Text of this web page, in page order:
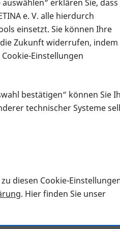
in
wie Sie nach Infonmaterial
erklären Sie, dass
e. V. alle hierdurch
einsetzt. Sie können Ihre
Zukunft widerrufen, indem
Einstellungen
bestätigen“ können Sie
technischer Systeme
diesen Cookie-
. Hier finden Sie unser